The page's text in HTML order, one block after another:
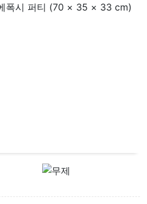
폭시 퍼티 (70 × 35 × 33 cm)